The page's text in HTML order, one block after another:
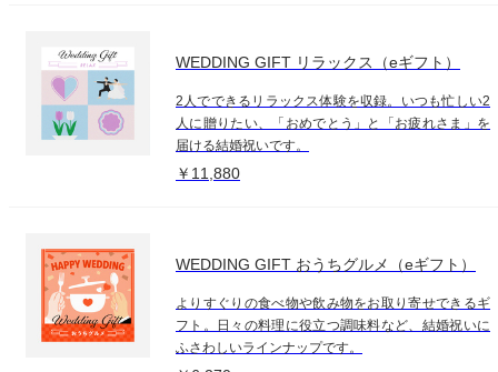
WEDDING GIFT リラックス（eギフト）
2人でできるリラックス体験を収録。いつも忙しい2
人に贈りたい、「おめでとう」と「お疲れさま」を
届ける結婚祝いです。
￥11,880
WEDDING GIFT おうちグルメ（eギフト）
よりすぐりの食べ物や飲み物をお取り寄せできるギ
フト。日々の料理に役立つ調味料など、結婚祝いに
ふさわしいラインナップです。